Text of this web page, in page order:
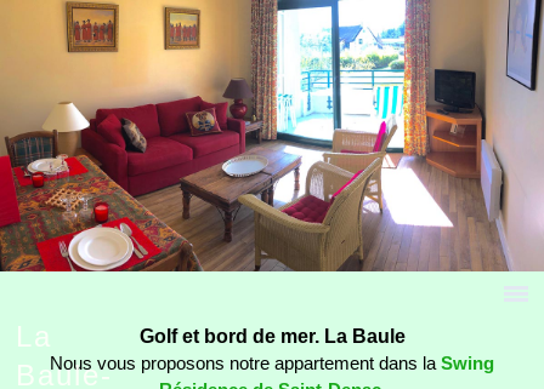
La
Baule-
Golf et bord de mer. La Baule
Nous vous proposons notre appartement dans la Swing